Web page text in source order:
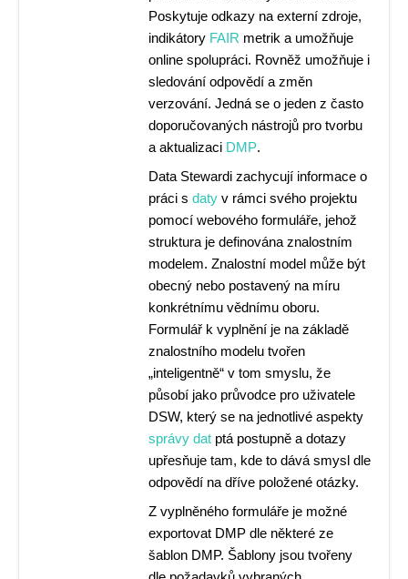
Poskytuje odkazy na externí zdroje,
indikátory FAIR metrik a umožňuje
online spolupráci. Rovněž umožňuje i
sledování odpovědí a změn
verzování. Jedná se o jeden z často
doporučovaných nástrojů pro tvorbu
a aktualizaci DMP.
Data Stewardi zachycují informace o
práci s daty v rámci svého projektu
pomocí webového formuláře, jehož
struktura je definována znalostním
modelem. Znalostní model může být
obecný nebo postavený na míru
konkrétnímu vědnímu oboru.
Formulář k vyplnění je na základě
znalostního modelu tvořen
„inteligentně“ v tom smyslu, že
působí jako průvodce pro uživatele
DSW, který se na jednotlivé aspekty
správy dat ptá postupně a dotazy
upřesňuje tam, kde to dává smysl dle
odpovědí na dříve položené otázky.
Z vyplněného formuláře je možné
exportovat DMP dle některé ze
šablon DMP. Šablony jsou tvořeny